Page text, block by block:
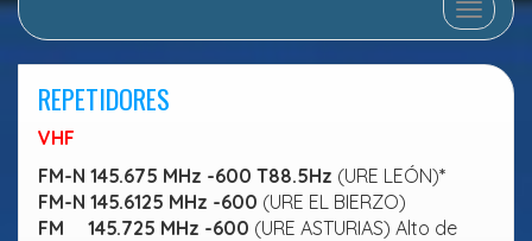
REPETIDORES
VHF
FM-N 145.675 MHz -600 T88.5Hz (URE LEÓN)*
FM-N 145.6125 MHz -600 (URE EL BIERZO)
FM 145.725 MHz -600 (URE ASTURIAS) Alto de